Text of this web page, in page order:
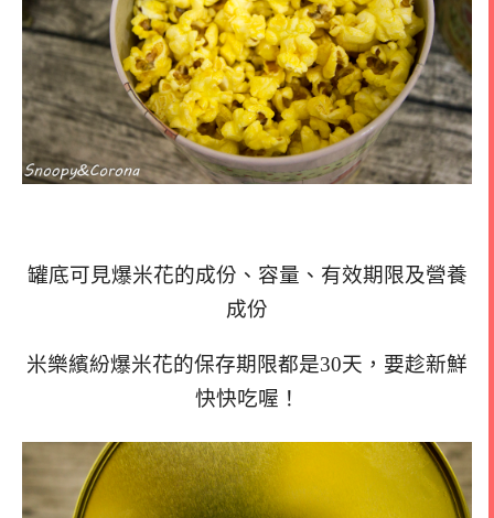
罐底可見爆米花的成份、容量、有效期限及營養
成份
米樂繽紛爆米花的保存期限都是30天，要趁新鮮
快快吃喔！